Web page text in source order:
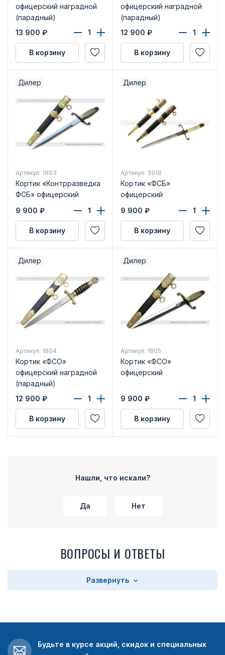
офицерский наградной
(парадный)
13 900 ₽
В корзину
офицерский наградной
(парадный)
12 900 ₽
В корзину
Дилер
Артикул: 1803
Кортик «Контрразведка
ФСБ» офицерский
9 900 ₽
В корзину
Дилер
Артикул: 3918
Кортик «ФСБ»
офицерский
9 900 ₽
В корзину
Дилер
Артикул: 1804
Кортик «ФСО»
офицерский наградной
(парадный)
12 900 ₽
В корзину
Дилер
Артикул: 1805
Кортик «ФСО»
офицерский
9 900 ₽
В корзину
Нашли, что искали?
Да Нет
ВОПРОСЫ И ОТВЕТЫ
Развернуть
Будьте в курсе акций, скидок и специальных